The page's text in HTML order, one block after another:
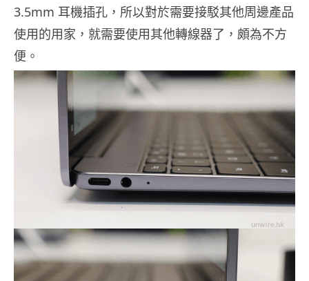
3.5mm 耳機插孔，所以對於需要接駁其他周邊產品
使用的用家，就需要使用其他轉線器了，頗為不方
便。